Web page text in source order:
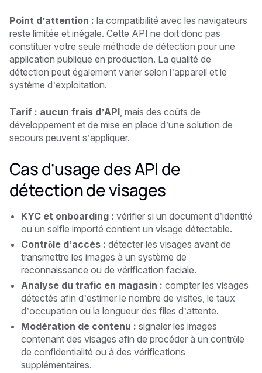
Point d’attention : la compatibilité avec les navigateurs
reste limitée et inégale. Cette API ne doit donc pas
constituer votre seule méthode de détection pour une
application publique en production. La qualité de
détection peut également varier selon l’appareil et le
système d’exploitation.
Tarif : aucun frais d’API , mais des coûts de
développement et de mise en place d’une solution de
secours peuvent s’appliquer.
Cas d’usage des API de
détection de visages
KYC et onboarding : vérifier si un document d’identité
ou un selfie importé contient un visage détectable.
Contrôle d’accès : détecter les visages avant de
transmettre les images à un système de
reconnaissance ou de vérification faciale.
Analyse du trafic en magasin : compter les visages
détectés afin d’estimer le nombre de visites, le taux
d’occupation ou la longueur des files d’attente.
Modération de contenu : signaler les images
contenant des visages afin de procéder à un contrôle
de confidentialité ou à des vérifications
supplémentaires.